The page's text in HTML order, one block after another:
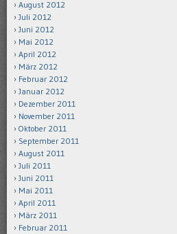
August 2012
Juli 2012
Juni 2012
Mai 2012
April 2012
März 2012
Februar 2012
Januar 2012
Dezember 2011
November 2011
Oktober 2011
September 2011
August 2011
Juli 2011
Juni 2011
Mai 2011
April 2011
März 2011
Februar 2011